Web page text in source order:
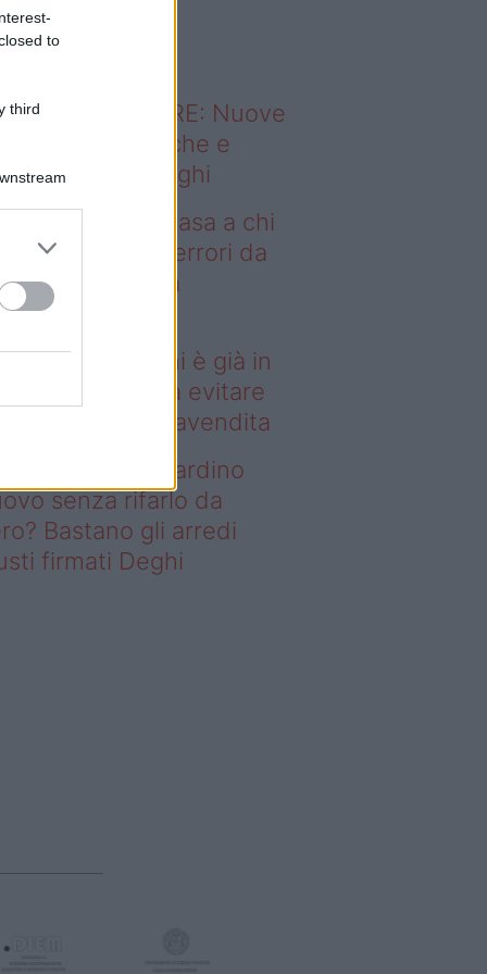
to
third
sapevi che...
ABITARE: Nuove
domestiche e
dei luoghi
– Vendere casa a chi
già in affitto: gli errori da
prima della
casa a chi è già in
gli errori da evitare
della compravendita
– Vuoi un giardino
senza rifarlo da
Bastano gli arredi
firmati Deghi